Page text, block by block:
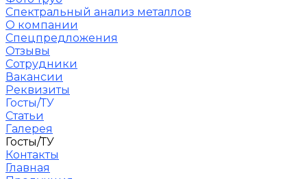
Спектральный анализ металлов
О компании
Спецпредложения
Отзывы
Сотрудники
Вакансии
Реквизиты
Госты/ТУ
Статьи
Галерея
Госты/ТУ
Контакты
Главная